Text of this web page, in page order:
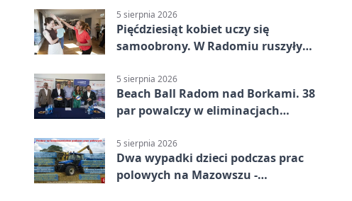
5 sierpnia 2026
Pięćdziesiąt kobiet uczy się
samoobrony. W Radomiu ruszyły
5 sierpnia 2026
Beach Ball Radom nad Borkami. 38
par powalczy w eliminacjach
5 sierpnia 2026
Dwa wypadki dzieci podczas prac
polowych na Mazowszu -